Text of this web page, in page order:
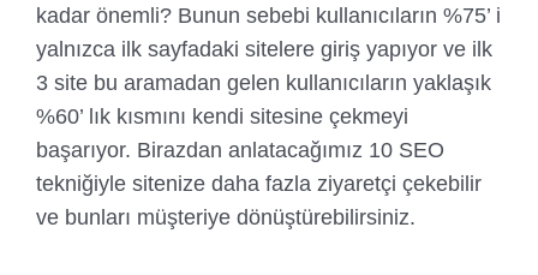
kadar önemli? Bunun sebebi kullanıcıların %75’ i
yalnızca ilk sayfadaki sitelere giriş yapıyor ve ilk
3 site bu aramadan gelen kullanıcıların yaklaşık
%60’ lık kısmını kendi sitesine çekmeyi
başarıyor. Birazdan anlatacağımız 10 SEO
tekniğiyle sitenize daha fazla ziyaretçi çekebilir
ve bunları müşteriye dönüştürebilirsiniz.